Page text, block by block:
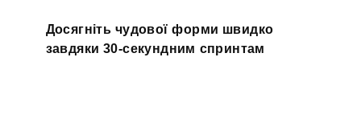
Досягніть чудової форми швидко
завдяки 30-секундним спринтам